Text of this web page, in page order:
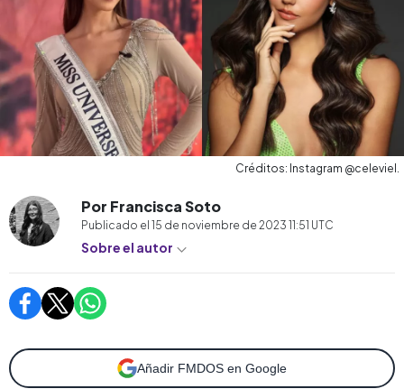
Créditos: Instagram @celeviel.
Por Francisca Soto
Publicado el 15 de noviembre de 2023 11:51 UTC
Sobre el autor
Añadir FMDOS en Google